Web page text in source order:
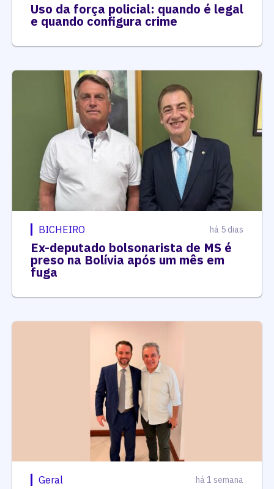
Uso da força policial: quando é legal
e quando configura crime
BICHEIRO há 5 dias
Ex-deputado bolsonarista de MS é
preso na Bolívia após um mês em
fuga
Geral há 1 semana